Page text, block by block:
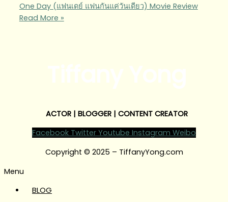
One Day (แฟนเดย์ แฟนกันแค่วันเดียว) Movie Review
Read More »
ACTOR | BLOGGER | CONTENT CREATOR
Facebook Twitter Youtube Instagram Weibo
Copyright © 2025 – TiffanyYong.com
Menu
BLOG